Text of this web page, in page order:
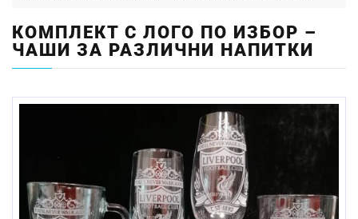
КОМПЛЕКТ С ЛОГО ПО ИЗБОР –
ЧАШИ ЗА РАЗЛИЧНИ НАПИТКИ